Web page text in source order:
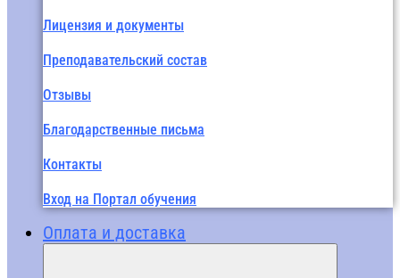
Лицензия и документы
Преподавательский состав
Отзывы
Благодарственные письма
Контакты
Вход на Портал обучения
Оплата и доставка